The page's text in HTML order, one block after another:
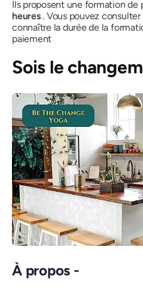
Ils proposent une formation de
heures. Vous pouvez
connaître la durée de la
paiement
Sois le
À propos -